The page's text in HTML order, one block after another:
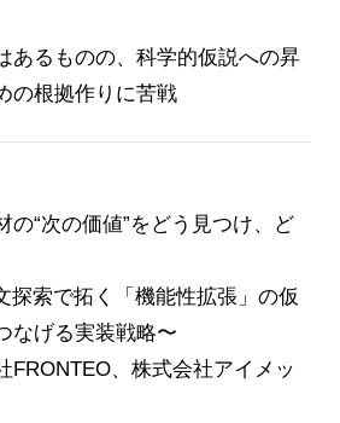
あるものの、科学的仮説への昇
の根拠作りに苦戦
の“次の価値”をどう見つけ、ど
拓く「機能性拡張」の仮
なげる実装戦略〜
、株式会社アイメッ